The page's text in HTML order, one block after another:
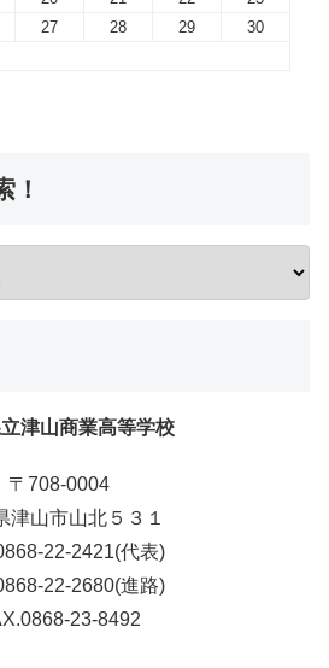
27 28 29
30
！
津山商業高等学校
〒708-0004
津山市山北５３１
22-2421(代表)
22-2680(進路)
23-8492